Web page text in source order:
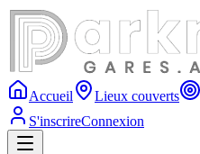
Accueil Lieux couverts
S'inscrireConnexion